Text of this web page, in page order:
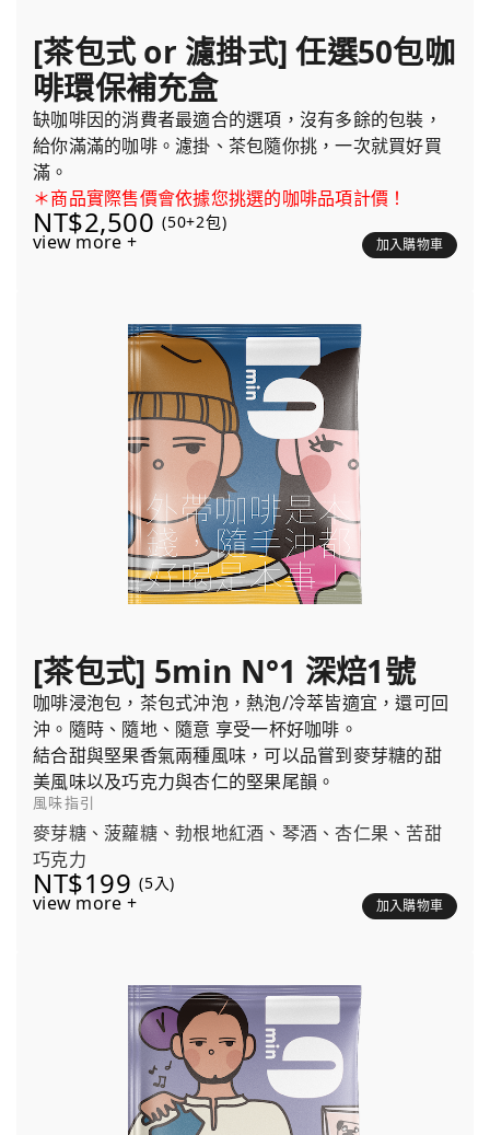
[茶包式 or 濾掛式] 任選50包咖
啡環保補充盒
缺咖啡因的消費者最適合的選項，沒有多餘的包裝，
給你滿滿的咖啡。濾掛、茶包隨你挑，一次就買好買
滿。
＊商品實際售價會依據您挑選的咖啡品項計價！
NT$2,500 (50+2包)
view more + 加入購物車
[茶包式] 5min N°1 深焙1號
咖啡浸泡包，茶包式沖泡，熱泡/冷萃皆適宜，還可回
沖。隨時、隨地、隨意 享受一杯好咖啡。
結合甜與堅果香氣兩種風味，可以品嘗到麥芽糖的甜
美風味以及巧克力與杏仁的堅果尾韻。
風味指引
麥芽糖、菠蘿糖、勃根地紅酒、琴酒、杏仁果、苦甜
巧克力
NT$199 (5入)
view more + 加入購物車